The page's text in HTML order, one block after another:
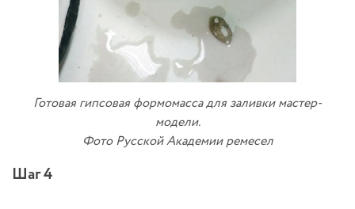
Готовая гипсовая формомасса для заливки мастер-
модели.
Фото Русской Академии ремесел
Шаг 4